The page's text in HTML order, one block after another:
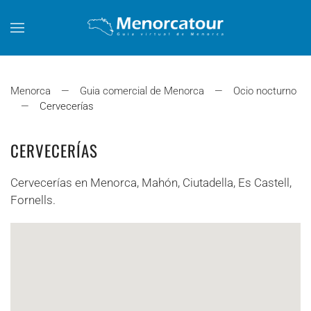
Skip to main content
Menorca Guia comercial de Menorca
Ocio nocturno
Cervecerías
CERVECERÍAS
Cervecerías en Menorca, Mahón, Ciutadella, Es Castell,
Fornells.